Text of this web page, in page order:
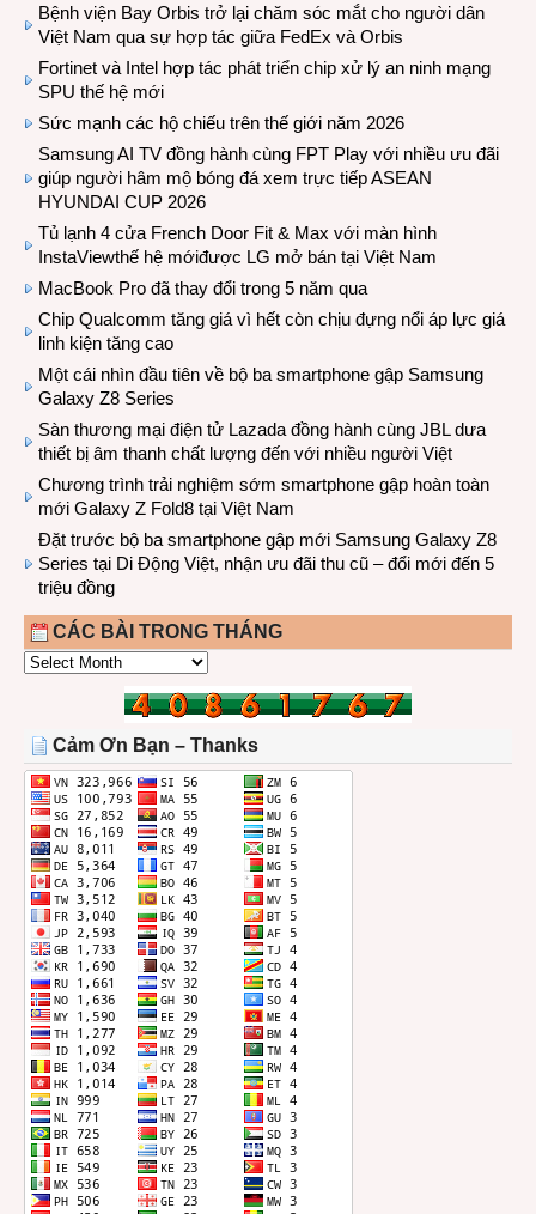
Bệnh viện Bay Orbis trở lại chăm sóc mắt cho người dân
Việt Nam qua sự hợp tác giữa FedEx và Orbis
Fortinet và Intel hợp tác phát triển chip xử lý an ninh mạng
SPU thế hệ mới
Sức mạnh các hộ chiếu trên thế giới năm 2026
Samsung AI TV đồng hành cùng FPT Play với nhiều ưu đãi
giúp người hâm mộ bóng đá xem trực tiếp ASEAN
HYUNDAI CUP 2026
Tủ lạnh 4 cửa French Door Fit & Max với màn hình
InstaViewthế hệ mớiđược LG mở bán tại Việt Nam
MacBook Pro đã thay đổi trong 5 năm qua
Chip Qualcomm tăng giá vì hết còn chịu đựng nổi áp lực giá
linh kiện tăng cao
Một cái nhìn đầu tiên về bộ ba smartphone gập Samsung
Galaxy Z8 Series
Sàn thương mại điện tử Lazada đồng hành cùng JBL dưa
thiết bị âm thanh chất lượng đến với nhiều người Việt
Chương trình trải nghiệm sớm smartphone gập hoàn toàn
mới Galaxy Z Fold8 tại Việt Nam
Đặt trước bộ ba smartphone gập mới Samsung Galaxy Z8
Series tại Di Động Việt, nhận ưu đãi thu cũ – đổi mới đến 5
triệu đồng
CÁC BÀI TRONG THÁNG
CÁC
THÁNG
Cảm Ơn Bạn – Thanks